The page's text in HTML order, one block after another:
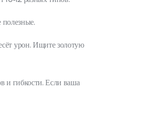
полезные.
урон. Ищите золотую
и гибкости. Если ваша